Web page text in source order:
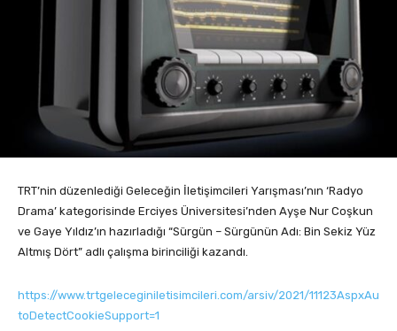
TRT’nin düzenlediği Geleceğin İletişimcileri Yarışması’nın ‘Radyo
Drama’ kategorisinde Erciyes Üniversitesi’nden Ayşe Nur Coşkun
ve Gaye Yıldız’ın hazırladığı “Sürgün – Sürgünün Adı: Bin Sekiz Yüz
Altmış Dört” adlı çalışma birinciliği kazandı.
https://www.trtgeleceginiletisimcileri.com/arsiv/2021/11123AspxAu
toDetectCookieSupport=1